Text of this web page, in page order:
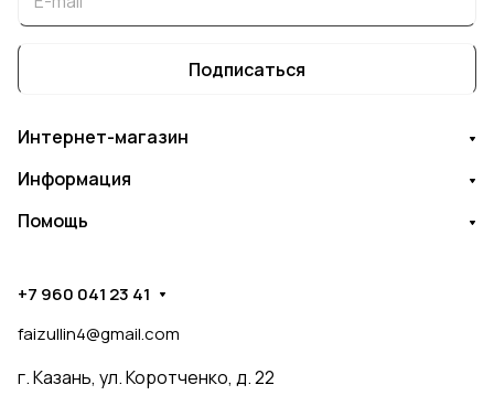
Подписаться
Интернет-магазин
Информация
Помощь
+7 960 041 23 41
faizullin4@gmail.com
г. Казань, ул. Коротченко, д. 22